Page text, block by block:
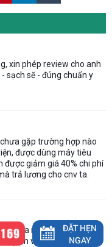
xin phép review cho anh
sạch sẽ - đúng chuẩn y
gặp trường hợp nào
được dùng máy tiêu
được giảm giá 40% chi phí
trả lương cho cnv ta.
chữa mà chỉ là chữa sai
uy tín và phương pháp